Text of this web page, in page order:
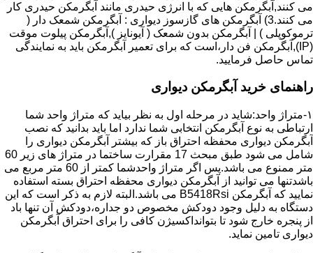
می کنند,آبگرمکن هایی که با انرژی حیدری مانند آبگرمکن حیدری کار
می کنند.3) آبگرمکن های گازسوز دیواری : آبگرمکن شمعک دار (
ترموکوپلی ) | آبگرمکن بدون شمعک ( آیونایز ),آبگرمکن پیلوت موقت
(IP),آبگرمکن فن دار،است که برای تعمیر آبگرمکن باید به نمایندگی
تماس حاصل فرمایید.
راهنمای خرید آبگرمکن دیواری
۱-متراژ واحد:شاید در مرحله اول به نظر بیاید که متراژ واحد شما
ارتباطی به نوع آبگرمکن انتخابی شما ندارد اما باید بدانید که نصب
آبگرمکن دیواری محفظه احتراق باز که بیشتر آبگرمکن دیواری را
شامل می شود طبق مبحث 17 مقرارت ساختما در متراژ های زیر 60
متر ممنوع می باشد.پس اگر متراژ واحدشما کمتر از 60 متر مربع می
باشدتنها می توانید از آبگرمکن دیواری محفظه احتراق بسته استفاده
نمایید که آبگرمکن B5418Rsi می باشد.البته لازم به ذکر است که این
دستگاه به دلیل وجود دودکش مخصوص دو جداره،دودکش آن تنها باد
از پنجره خارج شود تا بتوانداکسیژن کافی را برای احتراق آبگرمکن
دیواری تامین نماید.